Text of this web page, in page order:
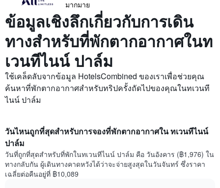
มากมาย
ข้อมูลเชิงลึกเกี่ยวกับการเดิน
ทางสำหรับที่พักตากอากาศในท
เวนทีไนน์ ปาล์ม
ใช้เคล็ดลับจากข้อมูล HotelsCombined ของเราเพื่อช่วยคุณ
ค้นหาที่พักตากอากาศสำหรับทริปครั้งถัดไปของคุณในทเวนที
ไนน์ ปาล์ม
วันไหนถูกที่สุดสำหรับการจองที่พักตากอากาศใน ทเวนทีไนน์
ปาล์ม
วันที่ถูกที่สุดสำหรับที่พักในทเวนทีไนน์ ปาล์ม คือ วันอังคาร (฿1,976) ใน
ทางกลับกัน ผู้เดินทางคาดหวังได้ว่าจะจ่ายสูงสุดในวันจันทร์ ซึ่งราคา
เฉลี่ยต่อคืนอยู่ที่ ฿10,089